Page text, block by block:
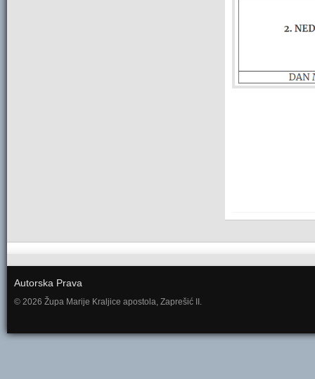
Autorska Prava
© 2026 Župa Marije Kraljice apostola, Zaprešić II.